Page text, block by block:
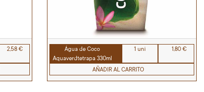
2,58 €
Água de Coco
Aquaverdtetrapa 330ml
1 uni 1,80 €
AÑADIR AL CARRITO